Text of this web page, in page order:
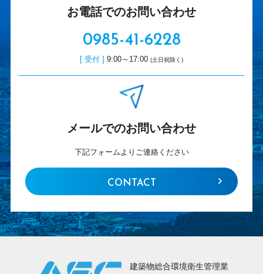
お電話でのお問い合わせ
0985-41-6228
[ 受付 ] 9:00～17:00 (土日祝除く)
メールでのお問い合わせ
下記フォームよりご連絡ください
CONTACT
建築物総合環境衛生管理業